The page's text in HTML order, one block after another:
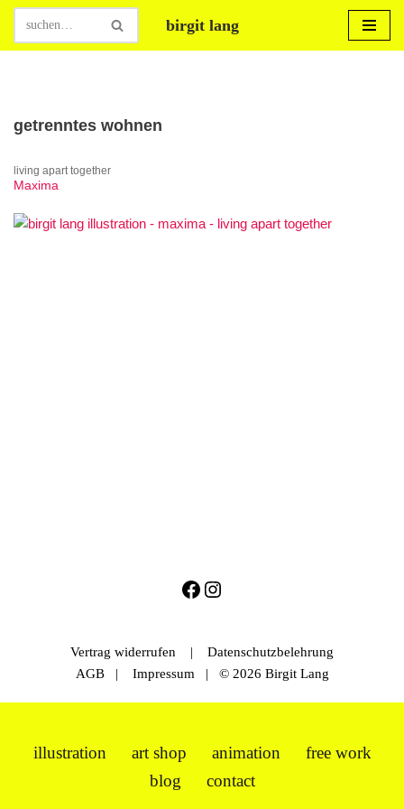
Zum
birgit lang
getrenntes wohnen
living apart together
Maxima
Vertrag widerrufen | Datenschutzbelehrung
AGB| Impressum | © 2026 Birgit Lang
illustration art shop animation
free work
blog
contact